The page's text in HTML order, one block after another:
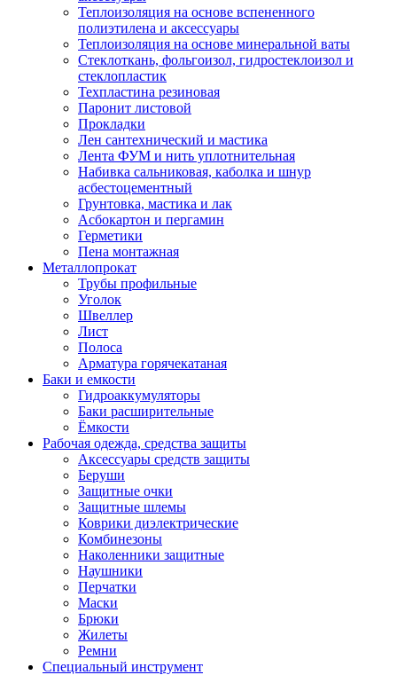
Теплоизоляция на основе вспененного
полиэтилена и аксессуары
Теплоизоляция на основе минеральной ваты
Стеклоткань, фольгоизол, гидростеклоизол и
стеклопластик
Техпластина резиновая
Паронит листовой
Прокладки
Лен сантехнический и мастика
Лента ФУМ и нить уплотнительная
Набивка сальниковая, каболка и шнур
асбестоцементный
Грунтовка, мастика и лак
Асбокартон и пергамин
Герметики
Пена монтажная
Металлопрокат
Трубы профильные
Уголок
Швеллер
Лист
Полоса
Арматура горячекатаная
Баки и емкости
Гидроаккумуляторы
Баки расширительные
Ёмкости
Рабочая одежда, средства защиты
Аксессуары средств защиты
Беруши
Защитные очки
Защитные шлемы
Коврики диэлектрические
Комбинезоны
Наколенники защитные
Наушники
Перчатки
Маски
Брюки
Жилеты
Ремни
Специальный инструмент